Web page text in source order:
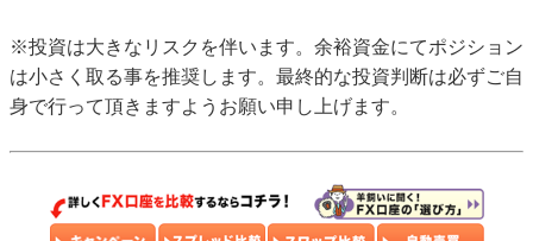
※投資は大きなリスクを伴います。余裕資金にてポジション
は小さく取る事を推奨します。最終的な投資判断は必ずご自
身で行って頂きますようお願い申し上げます。